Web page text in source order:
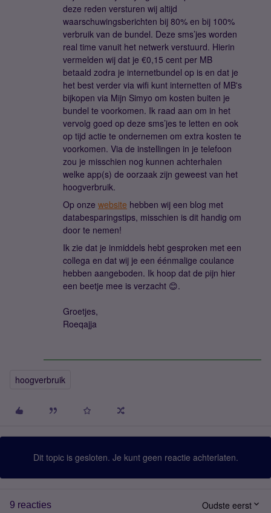
deze reden versturen wij altijd
waarschuwingsberichten bij 80% en bij 100%
verbruik van de bundel. Deze sms’jes worden
real time vanuit het netwerk verstuurd. Hierin
vermelden wij dat je €0,15 cent per MB
betaald zodra je internetbundel op is en dat je
het best verder via wifi kunt internetten of MB's
bijkopen via Mijn Simyo om kosten buiten je
bundel te voorkomen. Ik raad aan om in het
vervolg goed op deze sms’jes te letten en ook
op tijd actie te ondernemen om extra kosten te
voorkomen. Via de instellingen in je telefoon
zou je misschien nog kunnen achterhalen
welke app(s) de oorzaak zijn geweest van het
hoogverbruik.
Op onze website hebben wij een blog met
databesparingstips, misschien is dit handig om
door te nemen!
Ik zie dat je inmiddels hebt gesproken met een
collega en dat wij je een éénmalige coulance
hebben aangeboden. Ik hoop dat de pijn hier
een beetje mee is verzacht 😊.
Groetjes,
Roeqajja
hoogverbruik
Dit topic is gesloten. Je kunt geen reactie achterlaten.
9 reacties Oudste eerst